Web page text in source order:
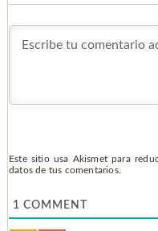
Este sitio usa Akismet para
datos de tus comentarios.
1 COMMENT